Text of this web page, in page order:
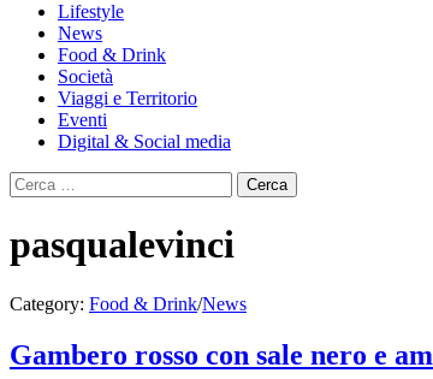
Menu
Lifestyle
News
Food & Drink
Società
Viaggi e Territorio
Eventi
Digital & Social media
Ricerca
per:
pasqualevinci
Category: Food & Drink/News
Gambero rosso con sale nero e